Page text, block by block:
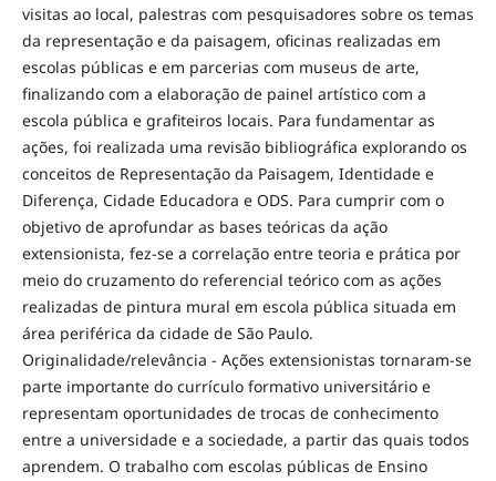
visitas ao local, palestras com pesquisadores sobre os temas
da representação e da paisagem, oficinas realizadas em
escolas públicas e em parcerias com museus de arte,
finalizando com a elaboração de painel artístico com a
escola pública e grafiteiros locais. Para fundamentar as
ações, foi realizada uma revisão bibliográfica explorando os
conceitos de Representação da Paisagem, Identidade e
Diferença, Cidade Educadora e ODS. Para cumprir com o
objetivo de aprofundar as bases teóricas da ação
extensionista, fez-se a correlação entre teoria e prática por
meio do cruzamento do referencial teórico com as ações
realizadas de pintura mural em escola pública situada em
área periférica da cidade de São Paulo.
Originalidade/relevância - Ações extensionistas tornaram-se
parte importante do currículo formativo universitário e
representam oportunidades de trocas de conhecimento
entre a universidade e a sociedade, a partir das quais todos
aprendem. O trabalho com escolas públicas de Ensino